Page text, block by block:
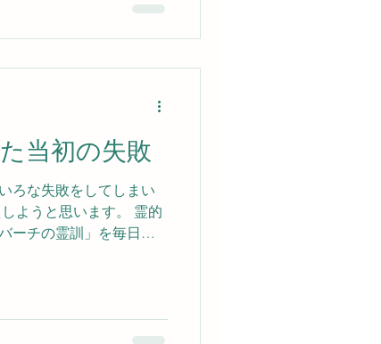
当初の失敗
ろな失敗をしてしまい
ようと思います。 霊的
ーチの霊訓」を毎日
真理に出会った当初は
すぎで石ころに躓いて